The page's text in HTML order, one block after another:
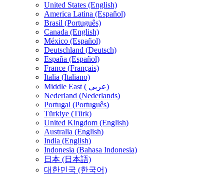
United States (English)
America Latina (Español)
Brasil (Português)
Canada (English)
México (Español)
Deutschland (Deutsch)
España (Español)
France (Français)
Italia (Italiano)
Middle East ( عربي)
Nederland (Nederlands)
Portugal (Português)
Türkiye (Türk)
United Kingdom (English)
Australia (English)
India (English)
Indonesia (Bahasa Indonesia)
日本 (日本語)
대한민국 (한국어)